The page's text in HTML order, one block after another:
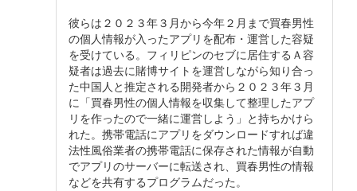
彼らは２０２３年３月から今年２月まで買春男性
の個人情報が入ったアプリを配布・運営した容疑
を受けている。フィリピンのセブに居住するＡ容
疑者は過去に賭博サイトを運営しながら知り合っ
た中国人と推定される開発者から２０２３年３月
に「買春男性の個人情報を収集して整理したアプ
リを作ったので一緒に運営しよう」と持ちかけら
れた。携帯電話にアプリをダウンロードすれば違
法性風俗業者の携帯電話に保存された情報が自動
でアプリのサーバーに転送され、買春男性の情報
などを共有するプログラムだった。